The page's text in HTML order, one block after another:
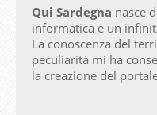
Qui Sardegna nasce
informatica e un
La conoscenza del
peculiarità mi ha
la creazione del